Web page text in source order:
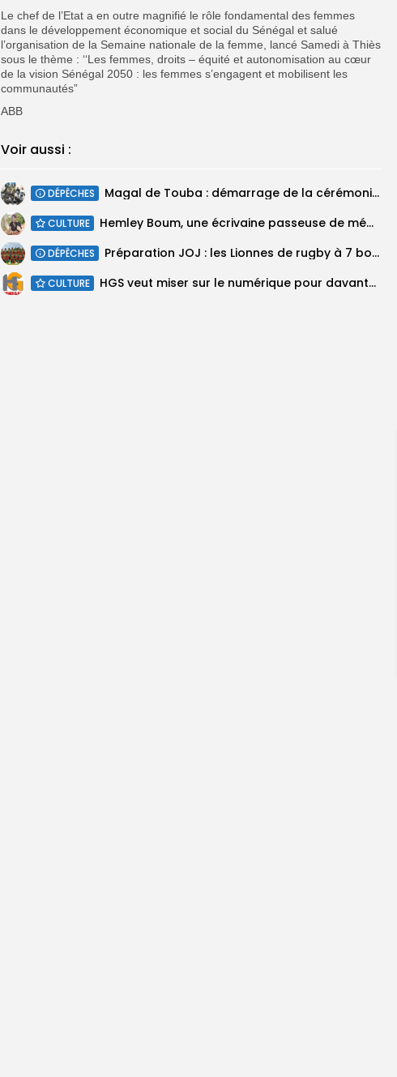
Le chef de l’Etat a en outre magnifié le rôle fondamental des femmes
dans le développement économique et social du Sénégal et salué
l’organisation de la Semaine nationale de la femme, lancé Samedi à Thiès
sous le thème : ‘‘Les femmes, droits – équité et autonomisation au cœur
de la vision Sénégal 2050 : les femmes s’engagent et mobilisent les
communautés”
ABB
Voir aussi :
DÉPÊCHES Magal de Touba : démarrage de la cérémonie officielle
CULTURE Hemley Boum, une écrivaine passeuse de mémoire
DÉPÊCHES Préparation JOJ : les Lionnes de rugby à 7 bouclent un stage...
CULTURE HGS veut miser sur le numérique pour davantage rapprocher les Sénégalais de...